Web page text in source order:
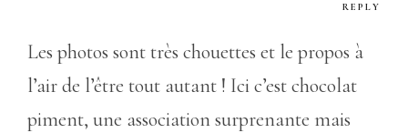
REPLY
Les photos sont très chouettes et le propos à
l’air de l’être tout autant ! Ici c’est chocolat
piment, une association surprenante mais